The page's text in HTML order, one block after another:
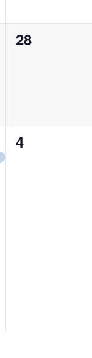
0
28
0
4